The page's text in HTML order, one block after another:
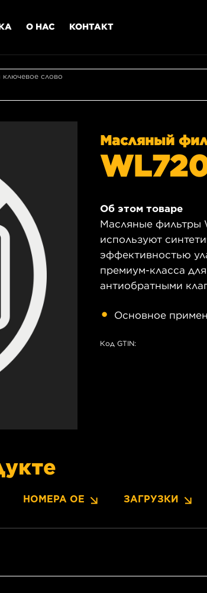
О НАС КОНТАКТ
ключевое слово
Масляный
Об этом товаре
Масляные фильтры
используют
эффективностью
премиум-класса
антиобратными
Основное
Код GTIN:
НОМЕРА OE ЗАГРУЗКИ